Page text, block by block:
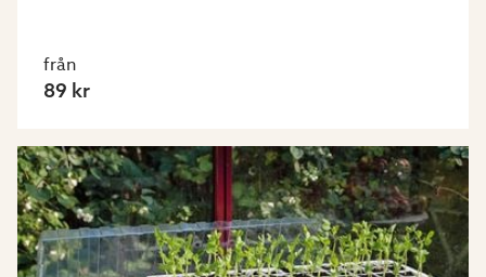
från
89 kr